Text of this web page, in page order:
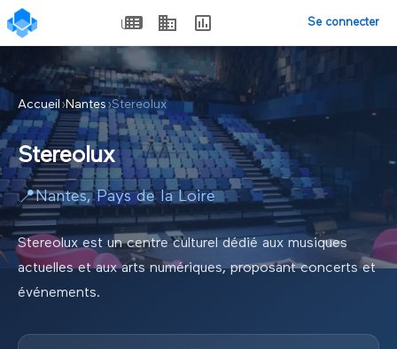
Se connecter
Accueil ›Nantes ›Stereolux
Stereolux
📍Nantes,Pays de la Loire
Stereolux est un centre culturel dédié aux musiques
actuelles et aux arts numériques, proposant concerts et
événements.